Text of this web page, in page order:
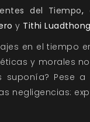
del Tiempo,
y Tithi Luadthong
en el tiempo
y morales
suponía? Pese
negligencias: